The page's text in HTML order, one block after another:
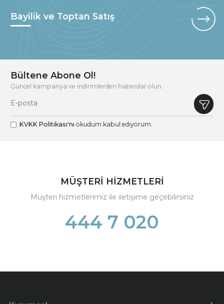
Bayilik ve Toptan Satış
Bültene Abone Ol!
Güncel kampanya ve indirimlerden haberdar olun.
KVKK Politikası'nı okudum kabul ediyorum.
MÜŞTERİ HİZMETLERİ
Müşteri hizmetlerimiz ile iletişime geçebilirsiniz
444 7 020